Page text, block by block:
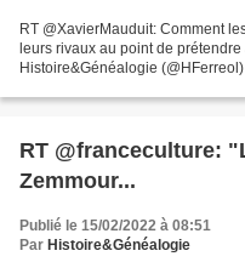
RT @XavierMauduit: Comment
leurs rivaux au point de
Histoire&Généalogie
RT @franceculture:
Zemmour...
Publié le 15/02/2022 à 08:51
Par Histoire&Généalogie